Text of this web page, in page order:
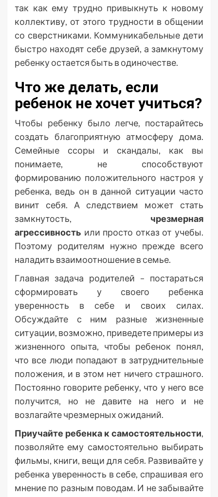
так как ему трудно привыкнуть к новому
коллективу, от этого трудности в общении
со сверстниками. Коммуникабельные дети
быстро находят себе друзей, а замкнутому
ребенку остается быть в одиночестве.
Что же делать, если
ребенок не хочет учиться?
Чтобы ребенку было легче, постарайтесь
создать благоприятную атмосферу дома.
Семейные ссоры и скандалы, как вы
понимаете, не способствуют
формированию положительного настроя у
ребенка, ведь он в данной ситуации часто
винит себя. А следствием может стать
замкнутость, чрезмерная
агрессивность или просто отказ от учебы.
Поэтому родителям нужно прежде всего
наладить взаимоотношение в семье.
Главная задача родителей – постараться
сформировать у своего ребенка
уверенность в себе и своих силах.
Обсуждайте с ним разные жизненные
ситуации, возможно, приведете примеры из
жизненного опыта, чтобы ребенок понял,
что все люди попадают в затруднительные
положения, и в этом нет ничего страшного.
Постоянно говорите ребенку, что у него все
получится, но не давите на него и не
возлагайте чрезмерных ожиданий.
Приучайте ребенка к самостоятельности,
позволяйте ему самостоятельно выбирать
фильмы, книги, вещи для себя. Развивайте у
ребенка уверенность в себе, спрашивая его
мнение по разным поводам. И не забывайте